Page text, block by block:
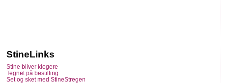
StineLinks
Stine bliver klogere
Tegnet på bestilling
Set og sket med StineStregen